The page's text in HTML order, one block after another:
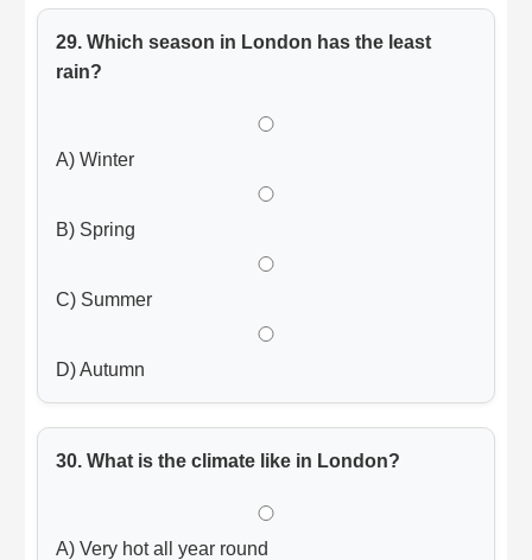
29. Which season in London has the least
rain?
A) Winter
B) Spring
C) Summer
D) Autumn
30. What is the climate like in London?
A) Very hot all year round